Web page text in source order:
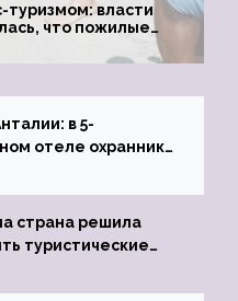
туризмом: власти
что пожилые
к ним, чтобы
любовниками
в 5-
отеле охранник
страна решила
туристические